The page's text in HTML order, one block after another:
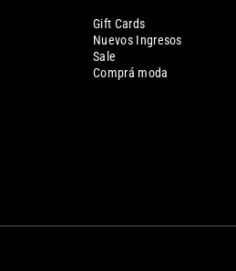
Gift Cards
Nuevos Ingresos
Sale
Comprá moda